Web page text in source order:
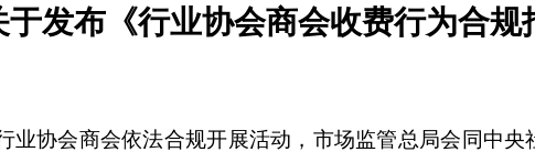
于发布《行业协会商会收费行为合规
业协会商会依法合规开展活动，市场监管总局会同中